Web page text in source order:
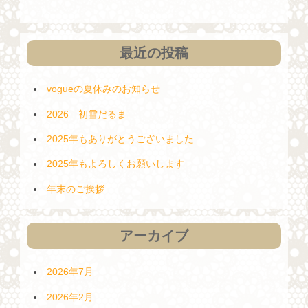
ン
最近の投稿
vogueの夏休みのお知らせ
2026 初雪だるま
2025年もありがとうございました
2025年もよろしくお願いします
年末のご挨拶
アーカイブ
2026年7月
2026年2月